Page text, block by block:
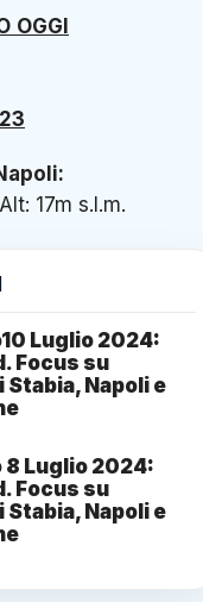
OGGI
17m s.l.m.
Luglio 2024:
Focus su
Napoli e
Luglio 2024:
Focus su
Napoli e